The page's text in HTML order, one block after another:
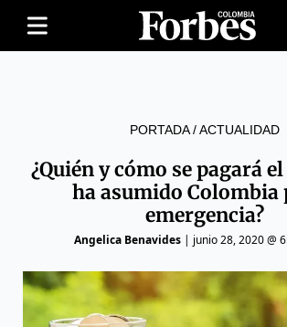
PORTADA/ACTUALIDAD
¿Quién y cómo se pagará
ha asumido Colombia
emergencia?
Angelica Benavides| junio 28, 2020 @